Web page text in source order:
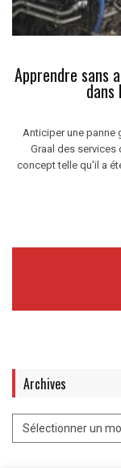
Apprendre sans
Anticiper une panne
Graal des services
concept telle qu'il a
Archives